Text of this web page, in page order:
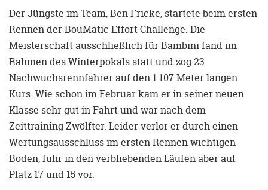
Der Jüngste im Team, Ben Fricke, startete beim ersten
Rennen der BouMatic Effort Challenge. Die
Meisterschaft ausschließlich für Bambini fand im
Rahmen des Winterpokals statt und zog 23
Nachwuchsrennfahrer auf den 1.107 Meter langen
Kurs. Wie schon im Februar kam er in seiner neuen
Klasse sehr gut in Fahrt und war nach dem
Zeittraining Zwölfter. Leider verlor er durch einen
Wertungsausschluss im ersten Rennen wichtigen
Boden, fuhr in den verbliebenden Läufen aber auf
Platz 17 und 15 vor.